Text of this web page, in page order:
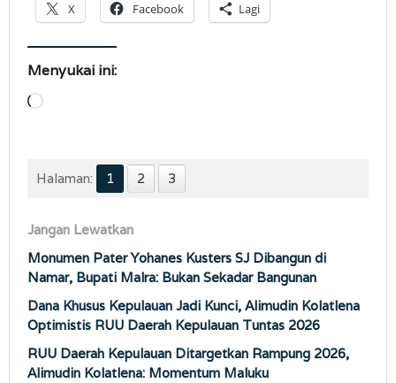
X Facebook Lagi
Menyukai ini:
Memuat...
Halaman: 1 2 3
Jangan Lewatkan
Monumen Pater Yohanes Kusters SJ Dibangun di
Namar, Bupati Malra: Bukan Sekadar Bangunan
Dana Khusus Kepulauan Jadi Kunci, Alimudin Kolatlena
Optimistis RUU Daerah Kepulauan Tuntas 2026
RUU Daerah Kepulauan Ditargetkan Rampung 2026,
Alimudin Kolatlena: Momentum Maluku